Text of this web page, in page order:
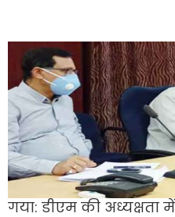
गया: डीएम की